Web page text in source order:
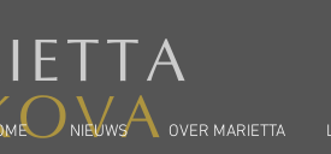
NIEUWS OVER MARIETTA